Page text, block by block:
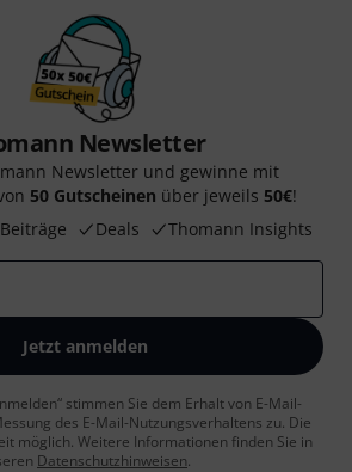
Newsletter
Newsletter und gewinne mit
50 Gutscheinen über jeweils 50€!
Deals Thomann Insights
Jetzt anmelden
stimmen Sie dem Erhalt von E-Mail-
des E-Mail-Nutzungsverhaltens zu. Die
möglich. Weitere Informationen finden Sie in
Datenschutzhinweisen.